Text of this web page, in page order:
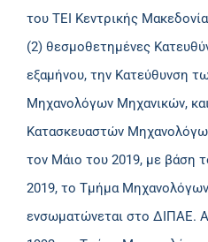
του ΤΕΙ Κεντρικής
(2) θεσμοθετημένες
εξαμήνου, την Κατεύθυνση
Μηχανολόγων Μηχανικών,
Κατασκευαστών
τον Μάιο του 2019, με βάση
2019, το Τμήμα
ενσωματώνεται στο ΔΙΠΑΕ.